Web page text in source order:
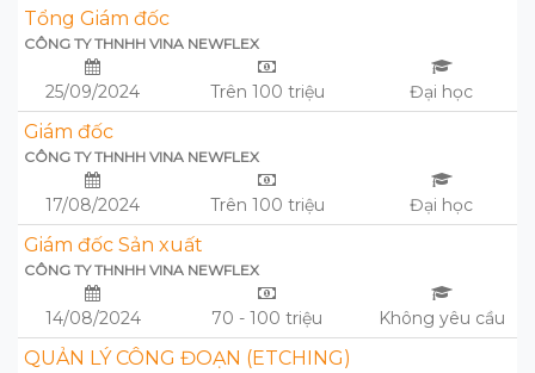
Tổng Giám đốc
CÔNG TY THNHH VINA NEWFLEX
25/09/2024 Trên 100 triệu Đại học
Giám đốc
CÔNG TY THNHH VINA NEWFLEX
17/08/2024 Trên 100 triệu Đại học
Giám đốc Sản xuất
CÔNG TY THNHH VINA NEWFLEX
14/08/2024 70 - 100 triệu Không yêu cầu
QUẢN LÝ CÔNG ĐOẠN (ETCHING)